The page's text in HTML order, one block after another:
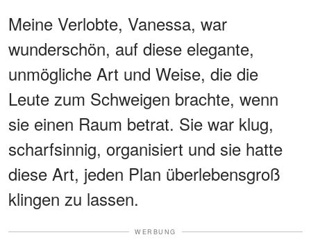
Meine Verlobte, Vanessa, war
wunderschön, auf diese elegante,
unmögliche Art und Weise, die die
Leute zum Schweigen brachte, wenn
sie einen Raum betrat. Sie war klug,
scharfsinnig, organisiert und sie hatte
diese Art, jeden Plan überlebensgroß
klingen zu lassen.
WERBUNG